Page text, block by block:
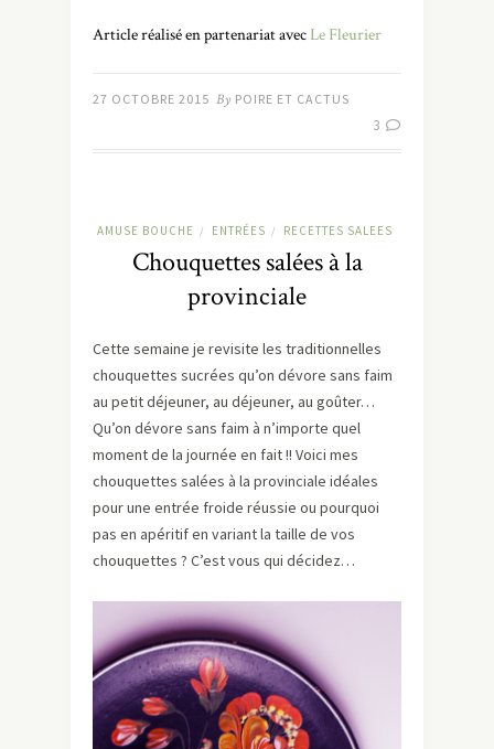
Article réalisé en partenariat avecLe Fleurier
27 OCTOBRE 2015 By POIRE ET CACTUS
3
AMUSE BOUCHE / ENTRÉES / RECETTES SALEES
Chouquettes salées à la
provinciale
Cette semaine je revisite les traditionnelles
chouquettes sucrées qu’on dévore sans faim
au petit déjeuner, au déjeuner, au goûter…
Qu’on dévore sans faim à n’importe quel
moment de la journée en fait !! Voici mes
chouquettes salées à la provinciale idéales
pour une entrée froide réussie ou pourquoi
pas en apéritif en variant la taille de vos
chouquettes ? C’est vous qui décidez…